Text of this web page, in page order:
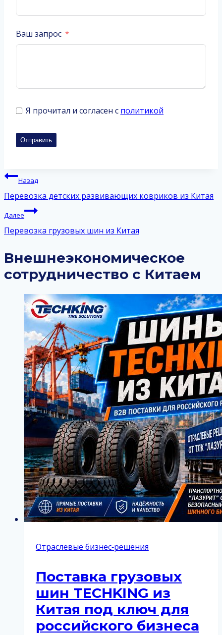
Ваш запрос
Я прочитал и согласен с политикой
Отправить
Навигация
по
записям
Назад
Перевозка детских развивающих ковриков из Китая
Далее
Перевозка грузовых шин из Китая
Внешнеэкономическое
сотрудничество с Китаем
Отраслевые бизнес‑решения
Поставка грузовых
шин TECHKING из
Китая под ключ для
российского бизнеса